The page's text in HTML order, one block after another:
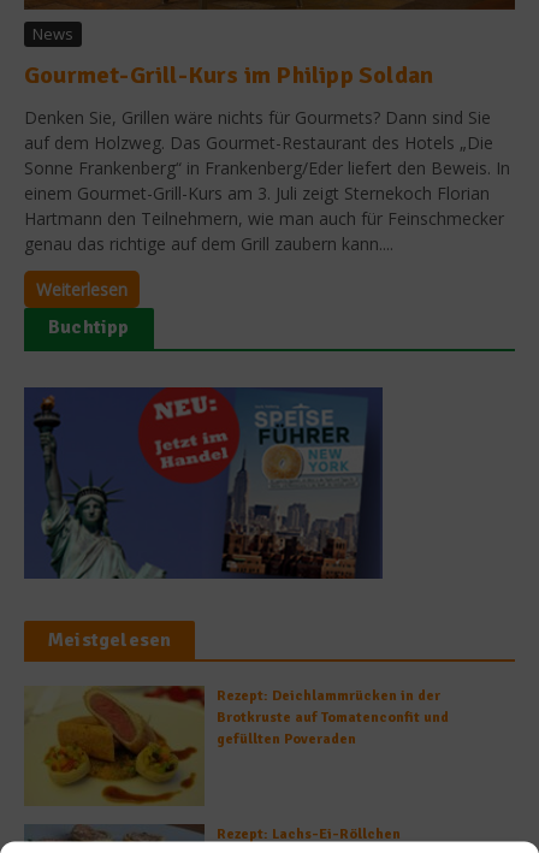
News
Gourmet-Grill-Kurs im Philipp Soldan
Denken Sie, Grillen wäre nichts für Gourmets? Dann sind Sie
auf dem Holzweg. Das Gourmet-Restaurant des Hotels „Die
Sonne Frankenberg“ in Frankenberg/Eder liefert den Beweis. In
einem Gourmet-Grill-Kurs am 3. Juli zeigt Sternekoch Florian
Hartmann den Teilnehmern, wie man auch für Feinschmecker
genau das richtige auf dem Grill zaubern kann....
Weiterlesen
Buchtipp
Meistgelesen
Rezept: Deichlammrücken in der
Brotkruste auf Tomatenconfit und
gefüllten Poveraden
Rezept: Lachs-Ei-Röllchen